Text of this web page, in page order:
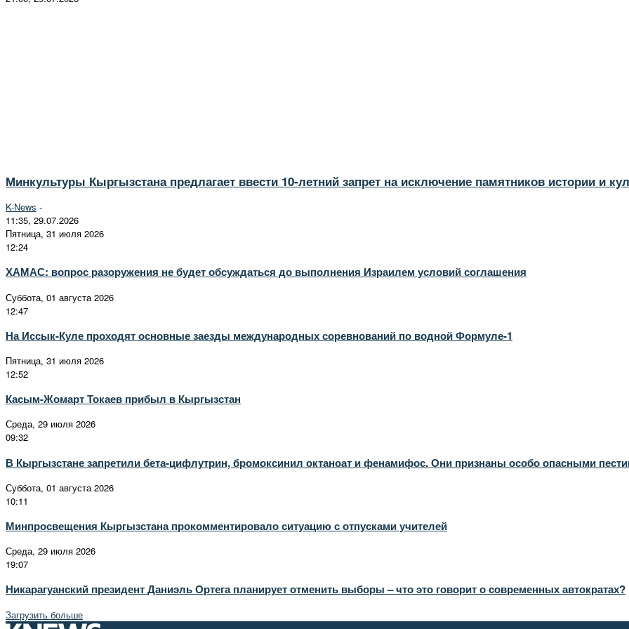
Минкультуры Кыргызстана предлагает ввести 10-летний запрет на исключение памятников истории и
K-News -
11:35, 29.07.2026
Пятница, 31 июля 2026
12:24
ХАМАС: вопрос разоружения не будет обсуждаться до выполнения Израилем условий соглашения
Суббота, 01 августа 2026
12:47
На Иссык-Куле проходят основные заезды международных соревнований по водной Формуле-1
Пятница, 31 июля 2026
12:52
Касым-Жомарт Токаев прибыл в Кыргызстан
Среда, 29 июля 2026
09:32
В Кыргызстане запретили бета-цифлутрин, бромоксинил октаноат и фенамифос. Они признаны особо опасными
Суббота, 01 августа 2026
10:11
Минпросвещения Кыргызстана прокомментировало ситуацию с отпусками учителей
Среда, 29 июля 2026
19:07
Никарагуанский президент Даниэль Ортега планирует отменить выборы – что это говорит о современных автократах?
Загрузить больше